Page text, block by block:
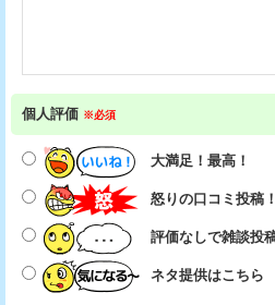
個人評価 ※必須
大満足！最高！
怒りの口コミ投稿！
評価なしで雑談投
ネタ提供はこちら